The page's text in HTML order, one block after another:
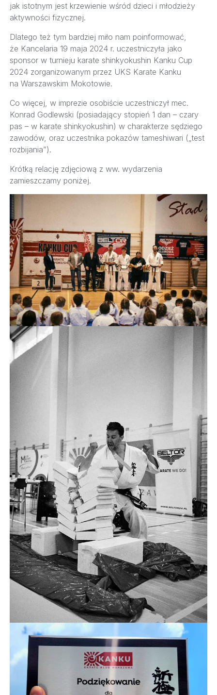
jak istotnym jest krzewienie wśród dzieci i młodzieży
aktywności fizycznej.
Dlatego też tym bardziej miło nam poinformować,
że Kancelaria 19 maja 2024 r. uczestniczyła jako
sponsor w turnieju karate shinkyokushin Kanku Cup
2024 zorganizowanym przez UKS Karate Kanku
na Warszawskim Mokotowie.
Co więcej, w imprezie osobiście uczestniczył mec.
Konrad Godlewski (posiadający stopień 1 dan – czary
pas – w karate shinkyokushin) w charakterze sędziego
zawodów, oraz uczestnika pokazów tameshiwari („test
rozbijania”).
Krótką relację zdjęciową z ww. wydarzenia
zamieszczamy poniżej.